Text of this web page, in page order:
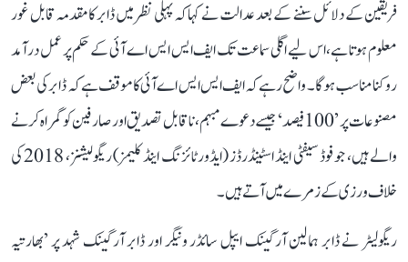
فریقین کے دلائل سننے کے بعد عدالت نے کہا کہ پہلی نظر میں ڈابر کا مقدمہ قابل غور
معلوم ہوتا ہے، اس لیے اگلی سماعت تک ایف ایس ایس اے آئی کے حکم پر عمل درآمد
روکنا مناسب ہوگا۔ واضح رہے کہ ایف ایس ایس اے آئی کا موقف ہے کہ ڈابر کی بعض
مصنوعات پر ’100 فیصد‘ جیسے دعوے مبہم، ناقابل تصدیق اور صارفین کو گمراہ کرنے
والے ہیں، جو فوڈ سیفٹی اینڈ اسٹینڈرڈز (ایڈورٹائزنگ اینڈ کلیمز) ریگولیشنز، 2018 کی
خلاف ورزی کے زمرے میں آتے ہیں۔
ریگولیٹر نے ڈابر ہمالین آرگینک ایپل سائڈر ونیگر اور ڈابر آرگینک شہد پر ’بھارتیہ